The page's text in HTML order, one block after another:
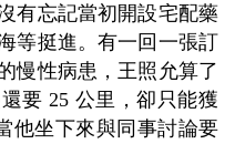
有忘記當初開設宅配藥
等挺進。有一回一張訂
慢性病患，王照允算了
要 25 公里 ，卻只能獲
他坐下來與同事討論要